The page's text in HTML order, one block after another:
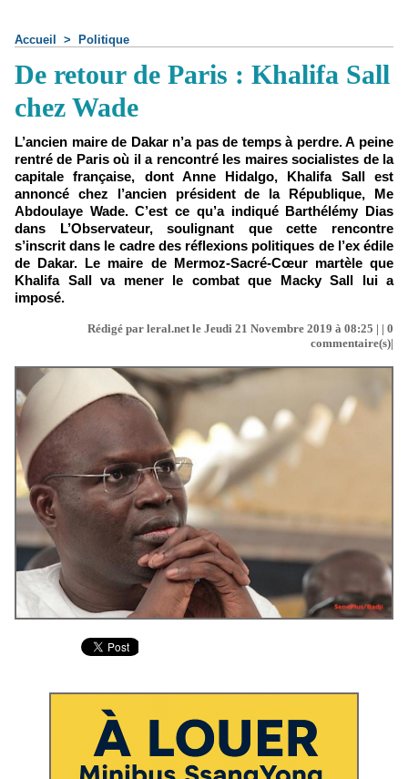
Accueil > Politique
De retour de Paris : Khalifa Sall
chez Wade
L’ancien maire de Dakar n’a pas de temps à perdre. A peine
rentré de Paris où il a rencontré les maires socialistes de la
capitale française, dont Anne Hidalgo, Khalifa Sall est
annoncé chez l’ancien président de la République, Me
Abdoulaye Wade. C’est ce qu’a indiqué Barthélémy Dias
dans L’Observateur, soulignant que cette rencontre
s’inscrit dans le cadre des réflexions politiques de l’ex édile
de Dakar. Le maire de Mermoz-Sacré-Cœur martèle que
Khalifa Sall va mener le combat que Macky Sall lui a
imposé.
Rédigé par leral.net le Jeudi 21 Novembre 2019 à 08:25 | | 0
commentaire(s)|